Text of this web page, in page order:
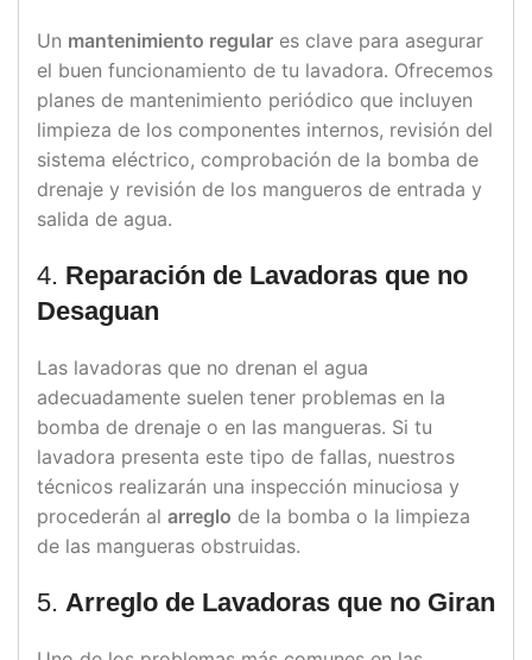
Un mantenimiento regular es clave para asegurar
el buen funcionamiento de tu lavadora. Ofrecemos
planes de mantenimiento periódico que incluyen
limpieza de los componentes internos, revisión del
sistema eléctrico, comprobación de la bomba de
drenaje y revisión de los mangueros de entrada y
salida de agua.
4. Reparación de Lavadoras que no
Desaguan
Las lavadoras que no drenan el agua
adecuadamente suelen tener problemas en la
bomba de drenaje o en las mangueras. Si tu
lavadora presenta este tipo de fallas, nuestros
técnicos realizarán una inspección minuciosa y
procederán al arreglo de la bomba o la limpieza
de las mangueras obstruidas.
5. Arreglo de Lavadoras que no Giran